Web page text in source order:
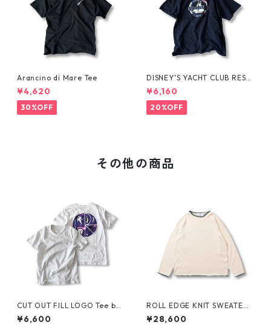
Arancino di Mare Tee
¥4,620
30%OFF
DISNEY'S YACHT CLUB RESO
RT Tee
¥6,160
20%OFF
その他の商品
CUT OUT FILL LOGO Tee by
Polar Skate Co.
¥6,600
ROLL EDGE KNIT SWEATER
by Little Yarmouth
¥28,600